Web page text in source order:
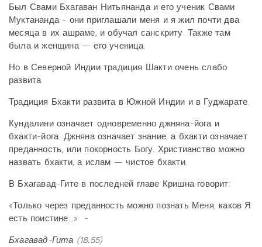
Был Свами Бхагаван Нитьянанда и его ученик Свами
Муктананда - они приглашали меня и я жил почти два
месяца в их ашраме, и обучал санскриту. Также там
была и женщина — его ученица.
Но в Северной Индии традиция Шакти очень слабо
развита.
Традиция Бхакти развита в Южной Индии и в Гуджарате.
Кундалини означает одновременно джняна-йога и
бхакти-йога. Джняна означает знание, а бхакти означает
преданность, или покорность Богу. Христианство можно
назвать бхакти, а ислам — чистое бхакти.
В Бхагавад-Гите в последней главе Кришна говорит:
«Только через преданность можно познать Меня, каков Я
есть поистине...» -
Бхагавад-Гита (18.55)